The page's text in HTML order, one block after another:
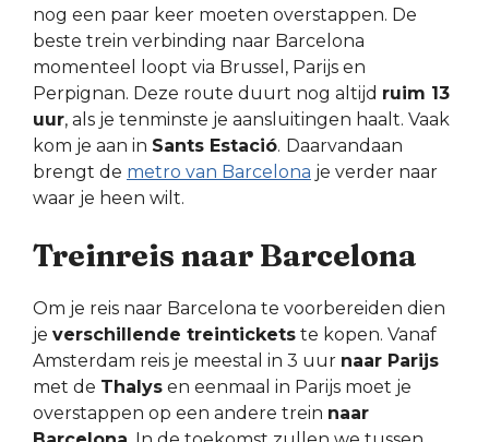
nog een paar keer moeten overstappen. De
beste trein verbinding naar Barcelona
momenteel loopt via Brussel, Parijs en
Perpignan. Deze route duurt nog altijd ruim 13
uur, als je tenminste je aansluitingen haalt. Vaak
kom je aan in Sants Estació. Daarvandaan
brengt de metro van Barcelona je verder naar
waar je heen wilt.
Treinreis naar Barcelona
Om je reis naar Barcelona te voorbereiden dien
je verschillende treintickets te kopen. Vanaf
Amsterdam reis je meestal in 3 uur naar Parijs
met de Thalys en eenmaal in Parijs moet je
overstappen op een andere trein naar